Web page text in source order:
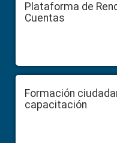
Plataforma de
Cuentas
Formación
capacitación